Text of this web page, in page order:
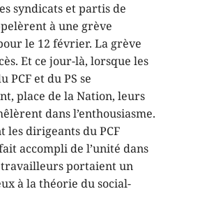
syndicats et partis de
à une grève
le 12 février. La grève
Et ce jour-là, lorsque les
PCF et du PS se
place de la Nation, leurs
dans l’enthousiasme.
les dirigeants du PCF
accompli de l’unité dans
portaient un
à la théorie du social-